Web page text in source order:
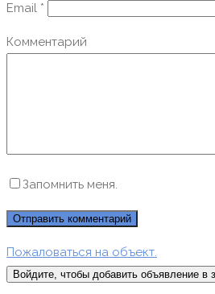
Email *
Комментарий
Запомнить меня.
Пожаловаться на объект.
Войдите, чтобы добавить объявление в